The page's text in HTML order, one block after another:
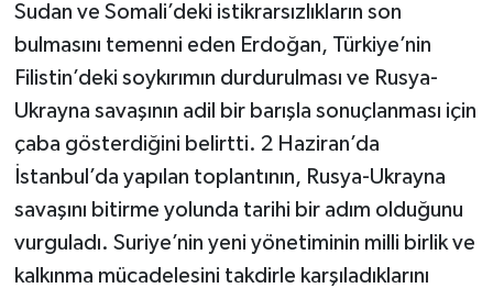
Sudan ve Somali’deki istikrarsızlıkların son
bulmasını temenni eden Erdoğan, Türkiye’nin
Filistin’deki soykırımın durdurulması ve Rusya-
Ukrayna savaşının adil bir barışla sonuçlanması için
çaba gösterdiğini belirtti. 2 Haziran’da
İstanbul’da yapılan toplantının, Rusya-Ukrayna
savaşını bitirme yolunda tarihi bir adım olduğunu
vurguladı. Suriye’nin yeni yönetiminin milli birlik ve
kalkınma mücadelesini takdirle karşıladıklarını